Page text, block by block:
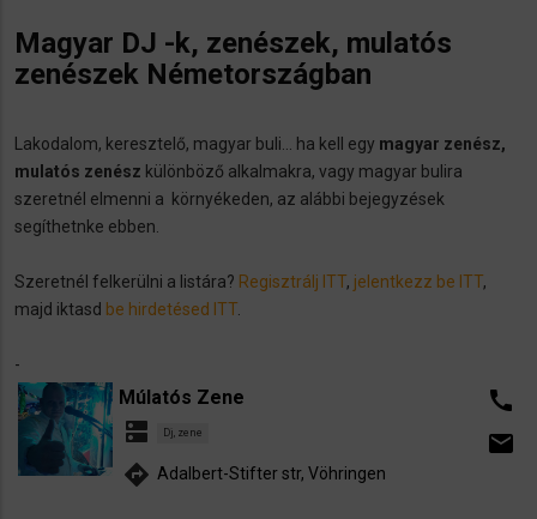
Magyar DJ -k, zenészek, mulatós
zenészek Németországban
Lakodalom, keresztelő, magyar buli... ha kell egy magyar zenész,
mulatós zenész különböző alkalmakra, vagy magyar bulira
szeretnél elmenni a környékeden, az alábbi bejegyzések
segíthetnke ebben.
Szeretnél felkerülni a listára? Regisztrálj ITT, jelentkezz be ITT,
majd iktasd be hirdetésed ITT
-
Múlatós Zene
dns Dj, zene
directions Adalbert-Stifter str, Vöhringen
call
email